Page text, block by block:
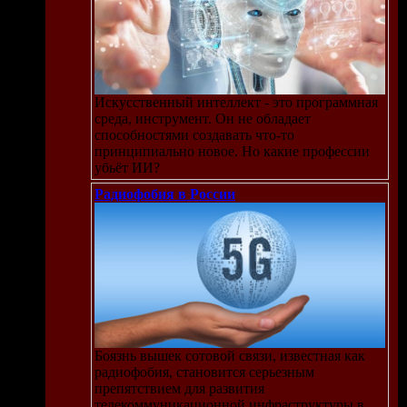
Искусственный интеллект - это программная
среда, инструмент. Он не обладает
способностями создавать что-то
принципиально новое. Но какие профессии
убьёт ИИ?
Радиофобия в России
Боязнь вышек сотовой связи, известная как
радиофобия, становится серьезным
препятствием для развития